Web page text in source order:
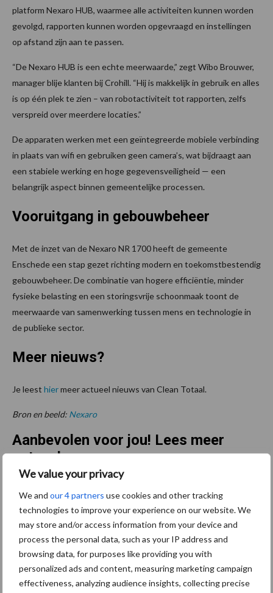
We value your privacy
We and our 4 partners use cookies and other tracking
technologies to improve your experience on our website. We
may store and/or access information from your device and
process the personal data, such as your IP address and
browsing data, for purposes like providing you with
personalized ads and content, measuring marketing campaign
effectiveness, analyzing audience insights, collecting precise
platform Nexaro HUB, waarmee alle activiteiten kunnen worden
gevolgd, rapporten kunnen worden opgevraagd en instellingen
op afstand zijn aan te passen.
“De Nexaro HUB is een echte meerwaarde,” zegt Wibo Brouwer,
manager blije klanten bij Crohill. “Hij is makkelijk in gebruik en alles
is op één plek te zien – van robotactiviteit tot rapporten, zelfs
verspreid over meerdere locaties.”
De apparaten werken met een geïntegreerde mobiele verbinding
in plaats van wifi en gebruiken geen camera’s, wat bijdraagt aan
een stabiele werking en hoge gegevensveiligheid — een
belangrijk aspect binnen gemeentelijke processen.
Vooruitgang in gebouwbeheer
Met de inzet van de Nexaro NR 1700 heeft de gemeente
Enschede een stap gezet richting modern en toekomstbestendig
gebouwbeheer. De combinatie van hogere efficiëntie, minder
fysieke belasting en een storingsvrije schoonmaak toont de
meerwaarde van samenwerking tussen mens en technologie in
de publieke sector.
Meer nieuws?
Je leest hiermeer actueel nieuws van Clean Totaal.
Bron en beeld: Nexaro
Aanbevolen voor jou! Lees meer
actueel
Van onze partner The Legal
Company
Bescherming van
persoonsgegevens: grip op
de risico’s